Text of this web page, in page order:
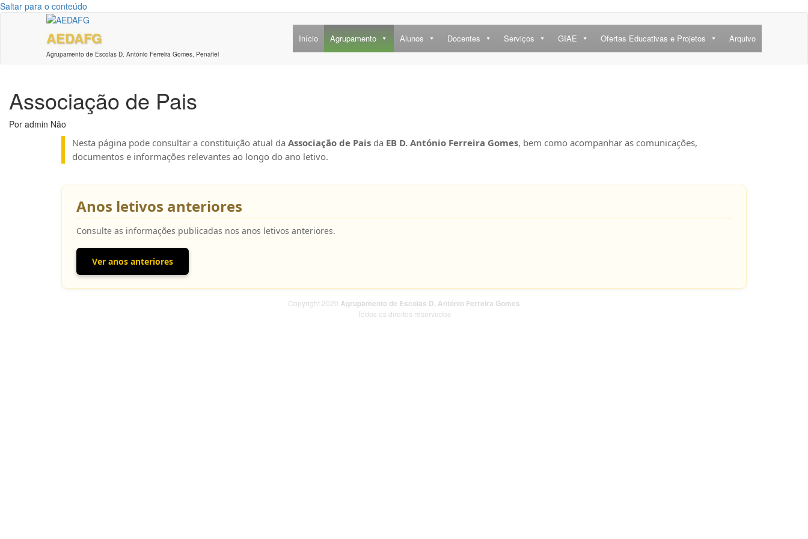
Saltar para o conteúdo
AEDAFG
Agrupamento de Escolas D. António Ferreira Gomes, Penafiel
Início Agrupamento Alunos Docentes Serviços GIAE Ofertas Educativas e Projetos Arquivo
Associação de Pais
Por admin Não
Nesta página pode consultar a constituição atual da Associação de Pais da EB D. António Ferreira Gomes, bem como acompanhar as comunicações,
documentos e informações relevantes ao longo do ano letivo.
Anos letivos anteriores
Consulte as informações publicadas nos anos letivos anteriores.
Ver anos anteriores
Copyright 2020 Agrupamento de Escolas D. António Ferreira Gomes
Todos os direitos reservados